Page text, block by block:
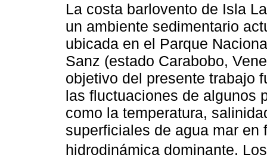
La costa barlovento de Isla
un ambiente sedimentario
ubicada en el Parque
Sanz (estado Carabobo,
objetivo del presente trabajo
las fluctuaciones de algunos
como la temperatura,
superficiales de agua mar
hidrodinámica dominante. Los